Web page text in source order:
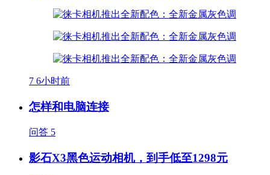
7 6小时前
怎样和电脑连接
问答 5
影石X3黑色运动相机，到手低至1298元